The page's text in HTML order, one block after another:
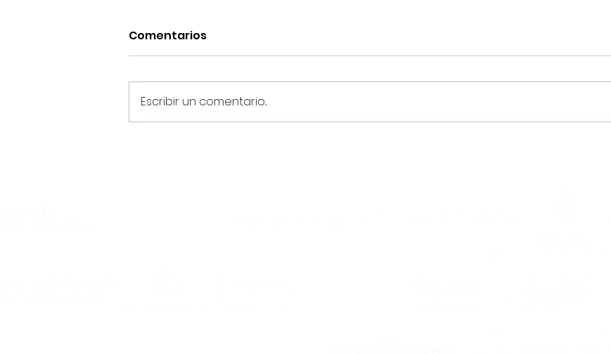
Comentarios
Escribir un comentario...